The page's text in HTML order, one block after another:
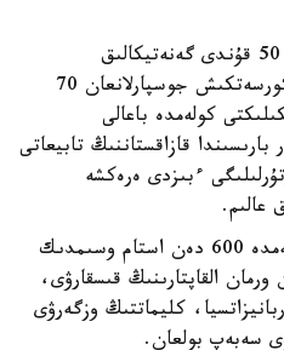
- ەكسپەديتسيا بارىسىندا ءبىز 50 قۇندى گەنەتيكالىق
رەسۋرستى جيناي الدىق. بۇل كورسەتكىش جوسپارلانعان 70
كولەمدە باعالى
قازاقستاننىڭ تابيعاتى
ءبىزدى ەرەكشە
عالىم.
جالپى سوڭعى ءۇش عاسىردا الەمدە 600 دەن استام وسىمدىك
القاپتارىنىڭ قىسقارۋى،
كليماتتىڭ وزگەرۋى
سەبەپ بولعان.